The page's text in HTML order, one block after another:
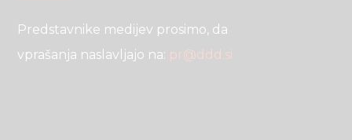
Predstavnike medijev prosimo, da
vprašanja naslavljajo na: pr@ddd.si